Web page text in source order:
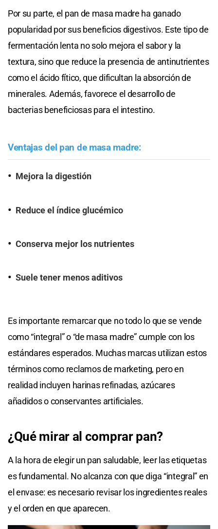
Por su parte, el pan de masa madre ha ganado
popularidad por sus beneficios digestivos. Este tipo de
fermentación lenta no solo mejora el sabor y la
textura, sino que reduce la presencia de antinutrientes
como el ácido fítico, que dificultan la absorción de
minerales. Además, favorece el desarrollo de
bacterias beneficiosas para el intestino.
Ventajas del pan de masa madre:
Mejora la digestión
Reduce el índice glucémico
Conserva mejor los nutrientes
Suele tener menos aditivos
Es importante remarcar que no todo lo que se vende
como “integral” o “de masa madre” cumple con los
estándares esperados. Muchas marcas utilizan estos
términos como reclamos de marketing, pero en
realidad incluyen harinas refinadas, azúcares
añadidos o conservantes artificiales.
¿Qué mirar al comprar pan?
A la hora de elegir un pan saludable, leer las etiquetas
es fundamental. No alcanza con que diga “integral” en
el envase: es necesario revisar los ingredientes reales
y el orden en que aparecen.